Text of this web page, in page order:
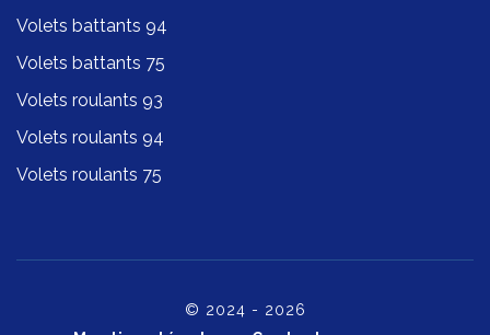
Volets battants 94
Volets battants 75
Volets roulants 93
Volets roulants 94
Volets roulants 75
© 2024 - 2026